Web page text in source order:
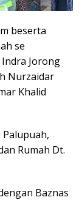
beserta
se
Jorong
Nurzaidar
Khalid
Rumah Dt.
Baznas